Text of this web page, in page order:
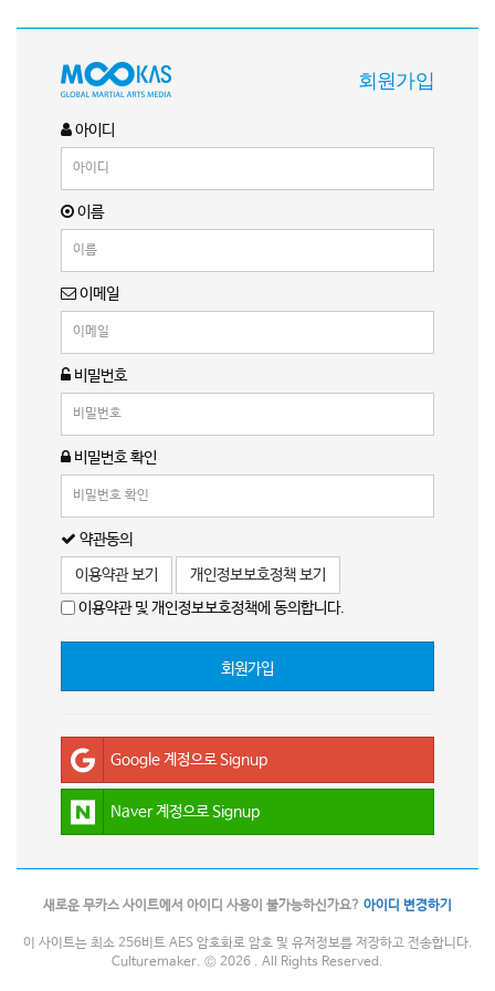
회원가입
아이디
이름
이메일
비밀번호
비밀번호 확인
약관동의
이용약관 보기
개인정보보호정책 보기
이용약관 및 개인정보보호정책에 동의합니다.
회원가입
Google 계정으로 Signup
Naver 계정으로 Signup
새로운 무카스 사이트에서 아이디 사용이 불가능하신가요? 아이디 변경하기
이 사이트는 최소 256비트 AES 암호화로 암호 및 유저정보를 저장하고 전송합니다.
Culturemaker. © 2026 . All Rights Reserved.